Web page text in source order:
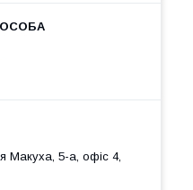
Макуха, 5-а, офіс 4,